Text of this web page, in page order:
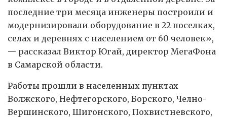
последние три месяца инженеры построили и
модернизировали оборудование в 22 поселках,
селах и деревнях с населением от 60 человек»,
— рассказал Виктор Югай, директор МегаФона
в Самарской области.
Работы прошли в населенных пунктах
Волжского, Нефтегорского, Борского, Челно-
Вершинского, Шигонского, Похвистневского,